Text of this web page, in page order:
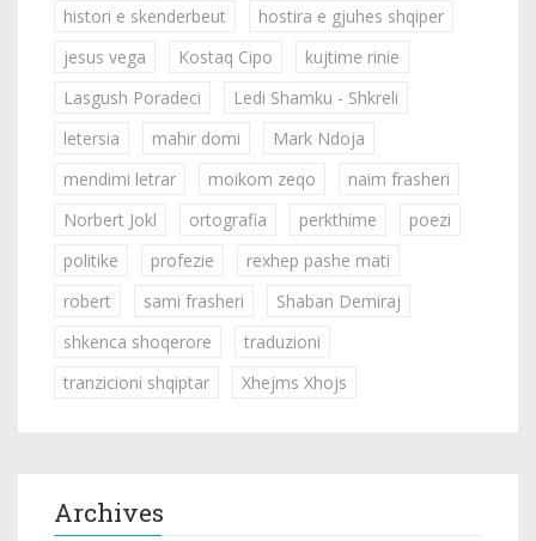
histori e skenderbeut
hostira e gjuhes shqiper
jesus vega
Kostaq Cipo
kujtime rinie
Lasgush Poradeci
Ledi Shamku - Shkreli
letersia
mahir domi
Mark Ndoja
mendimi letrar
moikom zeqo
naim frasheri
Norbert Jokl
ortografia perkthime
poezi
politike
profezie
rexhep pashe mati
robert
sami frasheri
Shaban Demiraj
shkenca shoqerore
traduzioni
tranzicioni shqiptar
Xhejms Xhojs
Archives